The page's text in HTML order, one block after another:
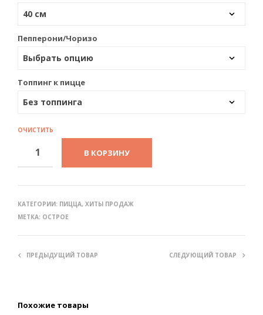
Пепперони/Чоризо
Топпинг к пицце
ОЧИСТИТЬ
В КОРЗИНУ
КАТЕГОРИИ: ПИЦЦА, ХИТЫ ПРОДАЖ
МЕТКА: ОСТРОЕ
ПРЕДЫДУЩИЙ ТОВАР СЛЕДУЮЩИЙ ТОВАР
Похожие товары